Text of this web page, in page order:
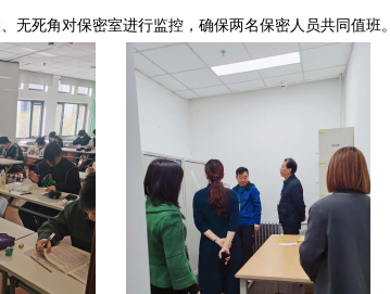
无死角对保密室进行监控，确保两名保密人员共同值班。